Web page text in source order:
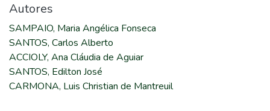
Autores
SAMPAIO, Maria Angélica Fonseca
SANTOS, Carlos Alberto
ACCIOLY, Ana Cláudia de Aguiar
SANTOS, Edilton José
CARMONA, Luis Christian de Mantreuil